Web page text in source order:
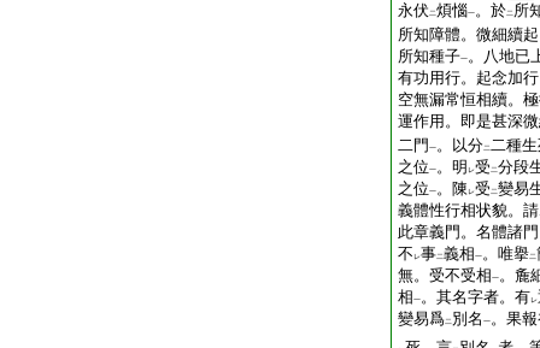
永伏 二煩惱一。於二 所
所知障體。微細續
所知種子一。八地已
有功用行。起念加
空無漏常恒相續。
運作用。即是甚深
二門 一。以分二二種
之位一。明 レ受 二分段
之位一。陳 レ受 二變易
義體性行相状貌。
此章義門。名體諸
不 レ事二義相一。唯擧二
無。受不受相一。麁
相一。其名字者。有レ
變易爲二 別名 一。果